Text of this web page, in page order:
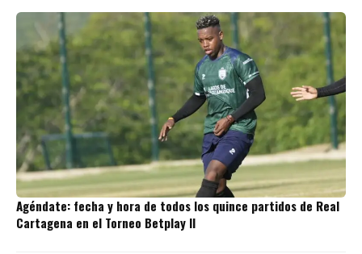
Agéndate: fecha y hora de todos los quince partidos de Real
Cartagena en el Torneo Betplay II